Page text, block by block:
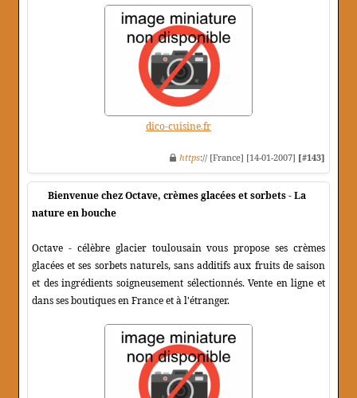
dico-cuisine.fr
https:// [France] [14-01-2007] [#143]
Bienvenue chez Octave, crèmes glacées et sorbets - La
nature en bouche
Octave - célèbre glacier toulousain vous propose ses crèmes
glacées et ses sorbets naturels, sans additifs aux fruits de saison
et des ingrédients soigneusement sélectionnés. Vente en ligne et
dans ses boutiques en France et à l'étranger.